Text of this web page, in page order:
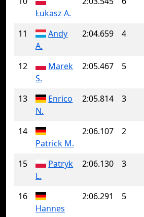
Łukasz A.
11
Andy
A.
2:04.659 4
12
Marek
S.
2:05.467 5
13
Enrico
N.
2:05.814 3
14
Patrick M.
2:06.107 2
15
Patryk
L.
2:06.130 3
16
Hannes
2:06.291 5